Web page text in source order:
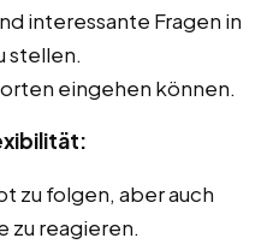
interessante Fragen in
stellen.
eingehen können.
zu folgen, aber auch
zu reagieren.